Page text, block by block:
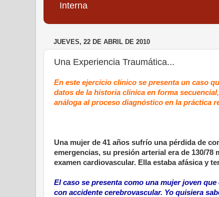
Interna
JUEVES, 22 DE ABRIL DE 2010
Una Experiencia Traumática...
En este ejercicio clínico se presenta un caso
datos de la historia clínica en forma
análoga al proceso diagnóstico en la práctica
Una mujer de 41 años sufrío una pérdida de
emergencias, su presión arterial era de 130/78
examen cardiovascular. Ella estaba afásica y
El caso se presenta como una mujer joven
con accidente cerebrovascular. Yo quisiera